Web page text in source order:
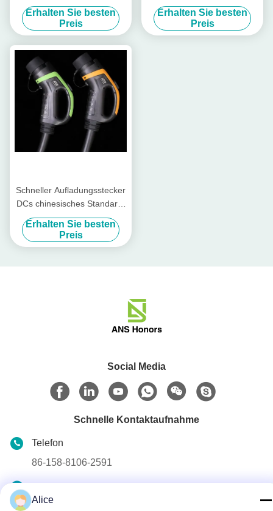
Thermoplastikee Spitzen-
Shell
Erhalten Sie besten
Preis
63A 440V 3Phase GBT EV
mit 5M Cable
Erhalten Sie besten
Preis
Schneller Aufladungsstecker
DCs chinesisches Standard-
Ladegerät 80A 750V GBT
EV
Erhalten Sie besten
Preis
Social Media
Schnelle Kontaktaufnahme
Telefon
86-158-8106-2591
info@cn-ans.com
Alice